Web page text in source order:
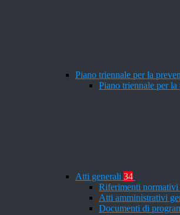
Piano triennale per la
Piano triennale per
Atti generali 34
Riferimenti normativi
Atti amministrativi
Documenti di